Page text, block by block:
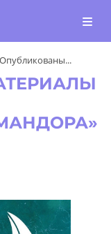
Опубликованы...